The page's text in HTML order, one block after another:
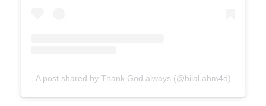
A post shared by Thank God always (@bilal.ahm4d)